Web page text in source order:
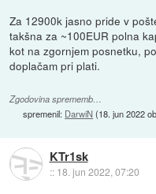
Za 12900k jasno pride v
takšna za ~100EUR polna
kot na zgornjem posnetku,
doplačam pri plati.
Zgodovina sprememb…
spremenil: DarwiN (18. jun 2022
KTr1sk
:: 18. jun 2022, 07:20